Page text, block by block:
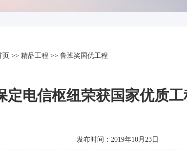
页 >> 精品工程 >> 鲁班奖国优工程
定电信枢纽荣获国家优质
发布时间：2019年10月23日